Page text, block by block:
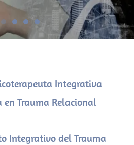
Integrativa
en Trauma Relacional
Integrativo del Trauma